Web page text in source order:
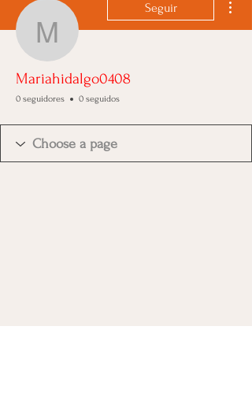
Seguir
Mariahidalgo0408
0 seguidores 0 seguidos